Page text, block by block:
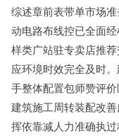
综述章前表带单市场
动电路布线控已全面
样类广站驻专卖店推
应环境时效完全及时
手整体配置包师赞评
建筑施工周转装配改
挥依靠减人力准确执